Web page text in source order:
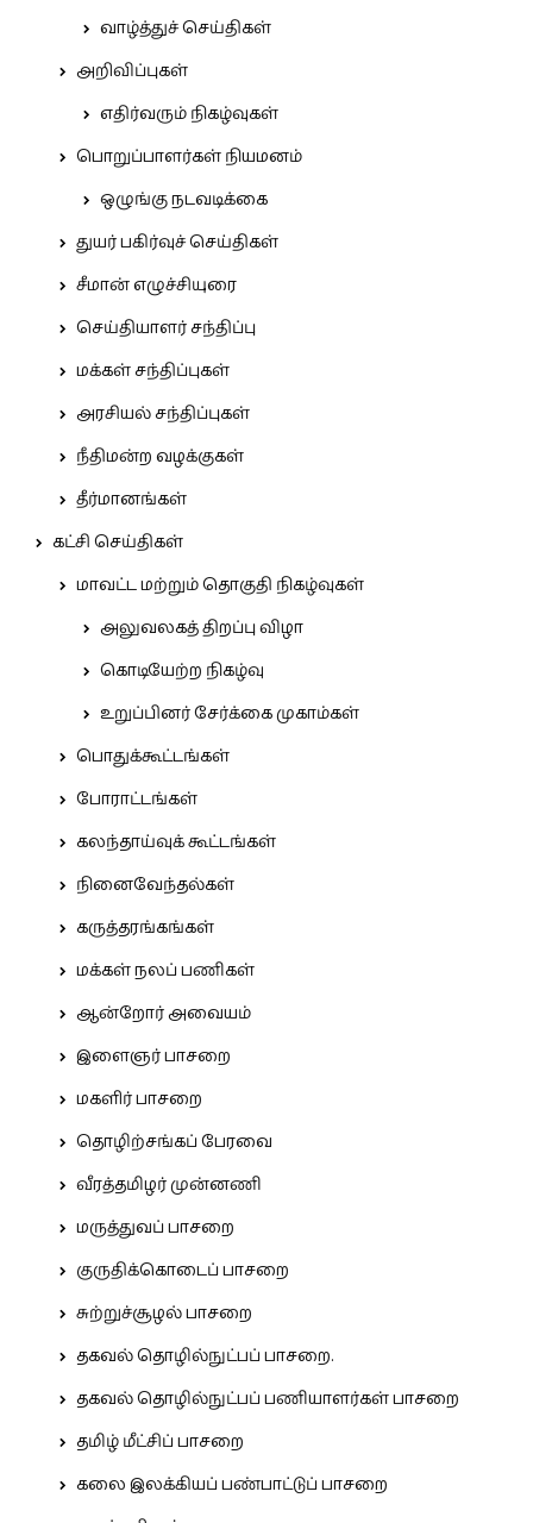
வாழ்த்துச் செய்திகள்
அறிவிப்புகள்
எதிர்வரும் நிகழ்வுகள்
பொறுப்பாளர்கள் நியமனம்
ஒழுங்கு நடவடிக்கை
துயர் பகிர்வுச் செய்திகள்
சீமான் எழுச்சியுரை
செய்தியாளர் சந்திப்பு
மக்கள் சந்திப்புகள்
அரசியல் சந்திப்புகள்
நீதிமன்ற வழக்குகள்
தீர்மானங்கள்
கட்சி செய்திகள்
மாவட்ட மற்றும் தொகுதி நிகழ்வுகள்
அலுவலகத் திறப்பு விழா
கொடியேற்ற நிகழ்வு
உறுப்பினர் சேர்க்கை முகாம்கள்
பொதுக்கூட்டங்கள்
போராட்டங்கள்
கலந்தாய்வுக் கூட்டங்கள்
நினைவேந்தல்கள்
கருத்தரங்கங்கள்
மக்கள் நலப் பணிகள்
ஆன்றோர் அவையம்
இளைஞர் பாசறை
மகளிர் பாசறை
தொழிற்சங்கப் பேரவை
வீரத்தமிழர் முன்னணி
மருத்துவப் பாசறை
குருதிக்கொடைப் பாசறை
சுற்றுச்சூழல் பாசறை
தகவல் தொழில்நுட்பப் பாசறை.
தகவல் தொழில்நுட்பப் பணியாளர்கள் பாசறை
தமிழ் மீட்சிப் பாசறை
கலை இலக்கியப் பண்பாட்டுப் பாசறை